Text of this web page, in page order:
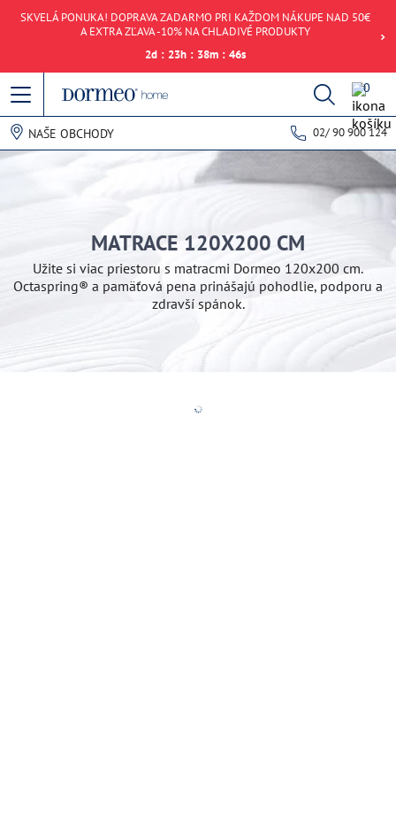
SKVELÁ PONUKA! DOPRAVA ZADARMO PRI KAŽDOM NÁKUPE NAD 50€
A EXTRA ZĽAVA -10% NA CHLADIVÉ PRODUKTY
2d : 23h : 38m : 46s
0
NAŠE OBCHODY 02/ 90 900 124
MATRACE 120X200 CM
Užite si viac priestoru s matracmi Dormeo 120x200 cm.
Octaspring® a pamäťová pena prinášajú pohodlie, podporu a
zdravší spánok.